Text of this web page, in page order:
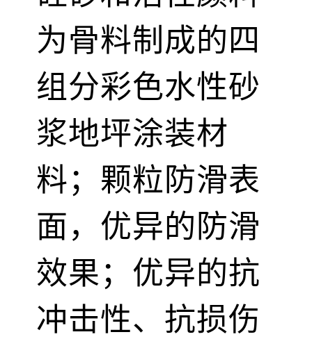
为骨料制成的四
组分彩色水性砂
浆地坪涂装材
料；颗粒防滑表
面，优异的防滑
效果；优异的抗
冲击性、抗损伤